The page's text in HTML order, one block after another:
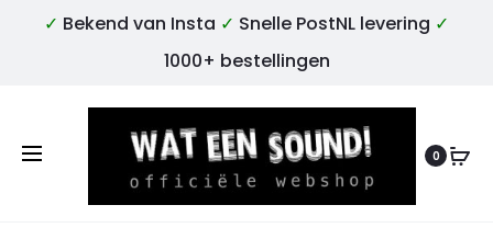
✓ Bekend van Insta ✓ Snelle PostNL levering ✓
1000+ bestellingen
0